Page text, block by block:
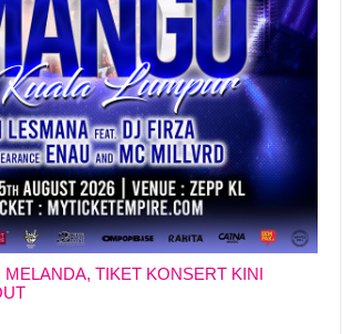
TIKET KONSERT KINI